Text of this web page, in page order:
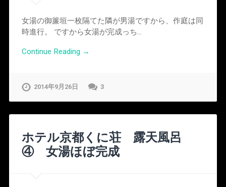
女湯の御簾垣一枚隔てた隣が男湯ですから、作庭は同
時進行。 ですから女湯が完成っち…
Continue Reading →
2014年9月26日 3
ホテル京都くに荘 露天風呂
④ 女湯ほぼ完成